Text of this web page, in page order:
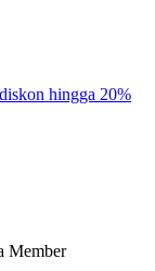
hingga 20%
Member